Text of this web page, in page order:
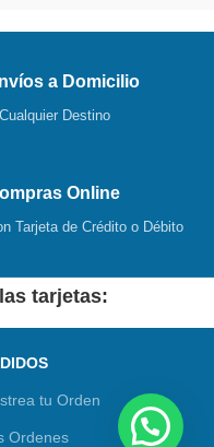
a Domicilio
Destino
Online
Tarjeta de Crédito o Débito
tarjetas:
tu Orden
Ordenes